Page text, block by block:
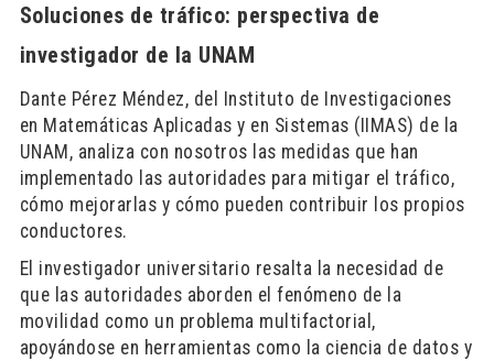
Soluciones de tráfico: perspectiva de
investigador de la UNAM
Dante Pérez Méndez, del Instituto de Investigaciones
en Matemáticas Aplicadas y en Sistemas (IIMAS) de la
UNAM, analiza con nosotros las medidas que han
implementado las autoridades para mitigar el tráfico,
cómo mejorarlas y cómo pueden contribuir los propios
conductores.
El investigador universitario resalta la necesidad de
que las autoridades aborden el fenómeno de la
movilidad como un problema multifactorial,
apoyándose en herramientas como la ciencia de datos y